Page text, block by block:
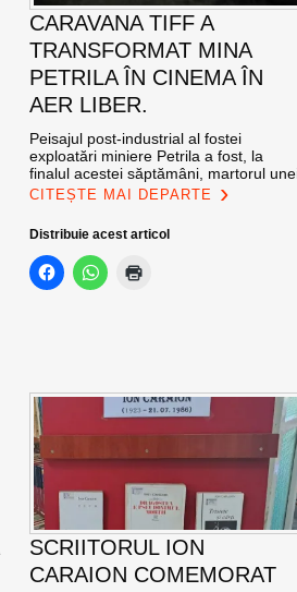
CARAVANA TIFF A
TRANSFORMAT MINA
PETRILA ÎN CINEMA ÎN
AER LIBER.
Peisajul post-industrial al fostei
exploatări miniere Petrila a fost, la
finalul acestei săptămâni, martorul
CITEȘTE MAI DEPARTE
Distribuie acest articol
SCRIITORUL ION
CARAION COMEMORAT